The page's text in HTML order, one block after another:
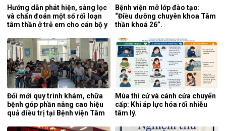
Hướng dẫn phát hiện, sàng lọc
và chẩn đoán một số rối loạn
tâm thần ở trẻ em cho cán bộ y
Bệnh viện mở lớp đào tạo:
“Điều dưỡng chuyên khoa Tâm
thần khoá 26”.
Đổi mới quy trình khám, chữa
bệnh góp phần nâng cao hiệu
quả điều trị tại Bệnh viện Tâm
Mùa thi cử và cánh cửa chuyển
cấp: Khi áp lực hóa rối nhiễu
tâm lý.